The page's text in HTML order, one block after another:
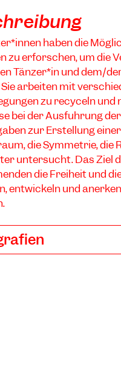
haben die
zu erforschen, um die
Tänzer*in und dem/
arbeiten mit
zu recyceln und
bei der Ausführung
zur Erstellung
die Symmetrie, die
untersucht. Das Ziel
die Freiheit und
entwickeln und